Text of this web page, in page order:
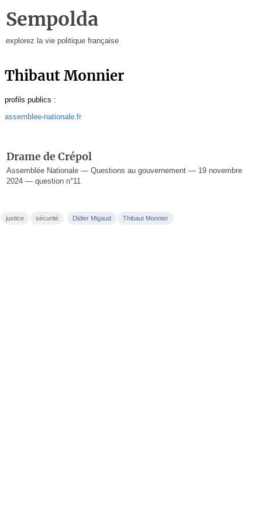
Sempolda
explorez la vie politique française
Thibaut Monnier
profils publics :
assemblee-nationale.fr
Drame de Crépol
Assemblée Nationale — Questions au gouvernement — 19 novembre
2024 — question n°11
justice sécurité Didier Migaud Thibaut Monnier